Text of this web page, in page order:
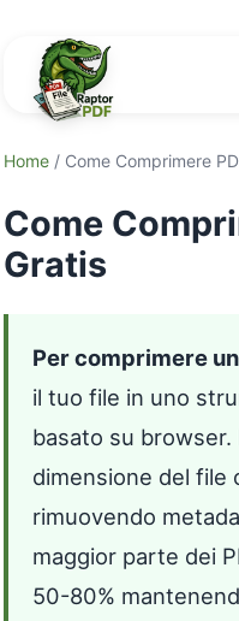
Home / Come Comprimere
Come
Gratis
Per comprimere
il tuo file in uno
basato su
dimensione del file
rimuovendo
maggior parte dei
50-80%